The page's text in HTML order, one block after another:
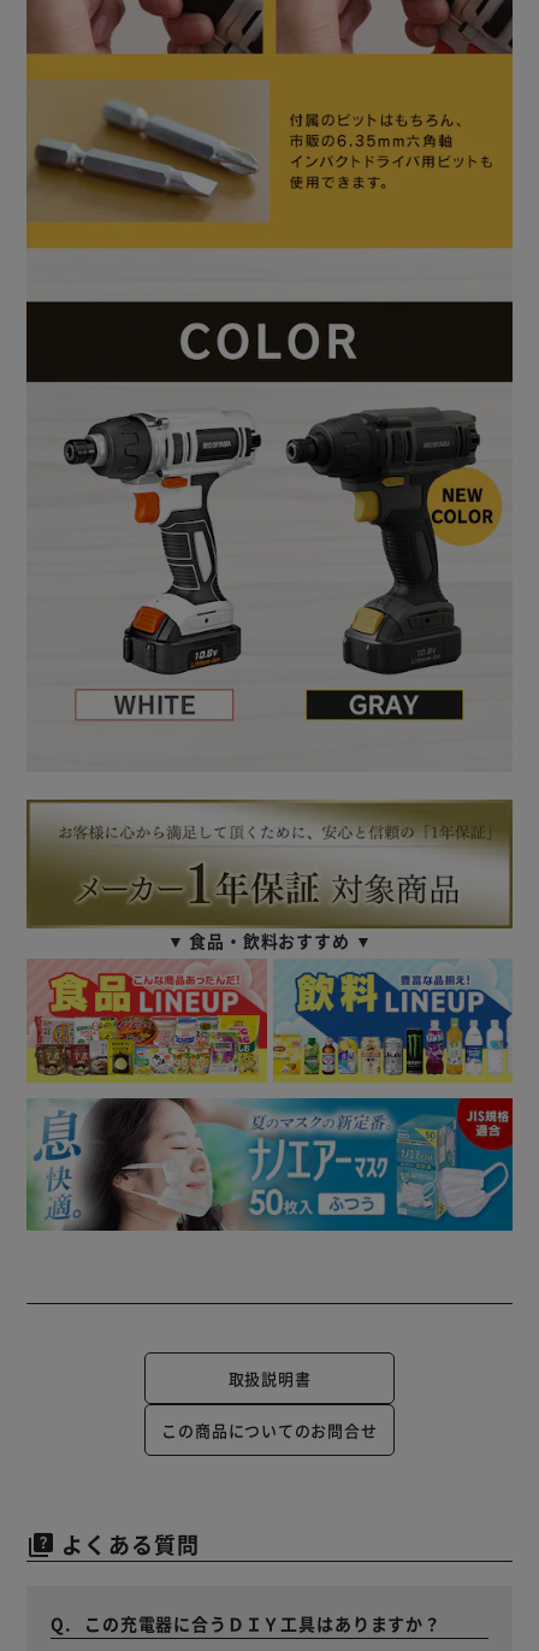
▼ 食品・飲料おすすめ ▼
取扱説明書
この商品についてのお問合せ
quiz よくある質問
この充電器に合うＤＩＹ工具はありますか？